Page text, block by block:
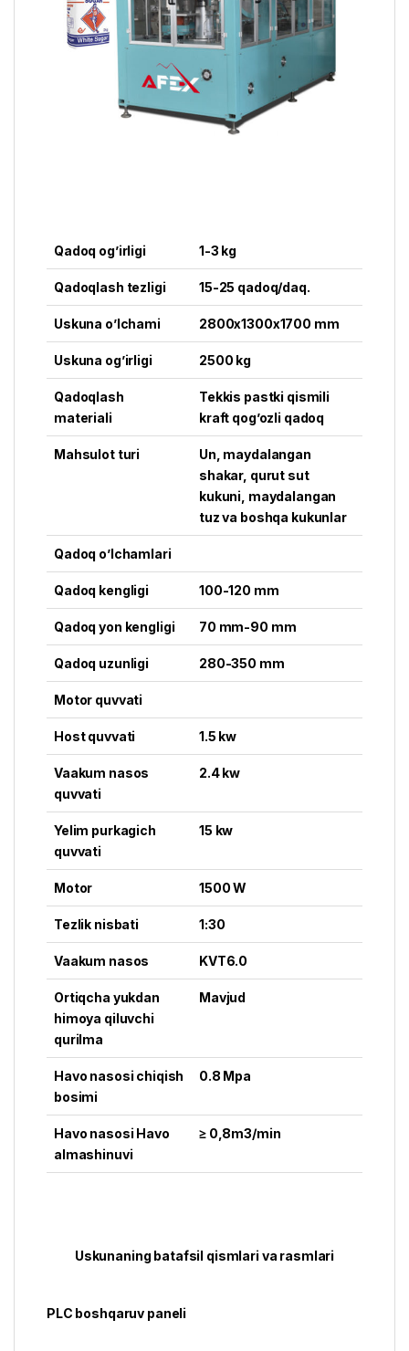
Qadoq og’irligi 1-3 kg
Qadoqlash tezligi 15-25 qadoq/daq.
Uskuna o’lchami 2800x1300x1700 mm
Uskuna og’irligi 2500 kg
Qadoqlash
materiali
Tekkis pastki qismili
kraft qog’ozli qadoq
Mahsulot turi
Un, maydalangan
shakar, qurut sut
kukuni, maydalangan
tuz va boshqa kukunlar
Qadoq o’lchamlari
Qadoq kengligi 100-120 mm
Qadoq yon kengligi 70 mm-90 mm
Qadoq uzunligi 280-350 mm
Motor quvvati
Host quvvati 1.5 kw
Vaakum nasos
quvvati
2.4 kw
Yelim purkagich
quvvati
15 kw
Motor 1500 W
Tezlik nisbati 1:30
Vaakum nasos KVT6.0
Ortiqcha yukdan
himoya qiluvchi
qurilma
Mavjud
Havo nasosi chiqish
bosimi
0.8 Mpa
Havo nasosi Havo
almashinuvi
≥ 0,8m3/min
Uskunaning batafsil qismlari va rasmlari
PLC boshqaruv paneli